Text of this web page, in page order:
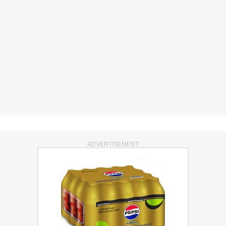
ADVERTISEMENT